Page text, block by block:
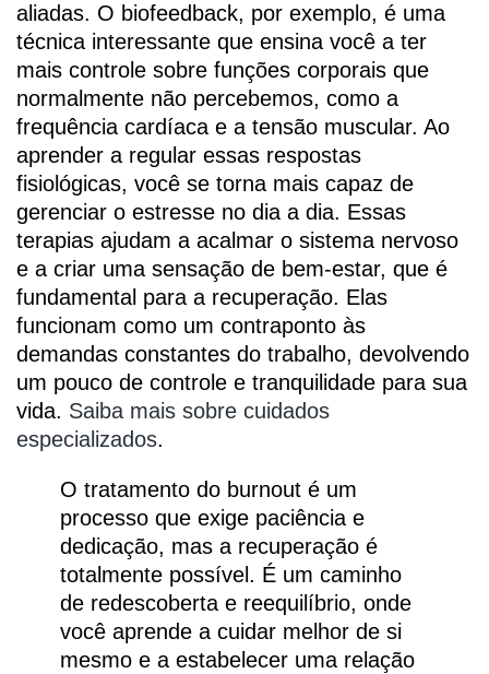
aliadas. O biofeedback, por exemplo, é uma
técnica interessante que ensina você a ter
mais controle sobre funções corporais que
normalmente não percebemos, como a
frequência cardíaca e a tensão muscular. Ao
aprender a regular essas respostas
fisiológicas, você se torna mais capaz de
gerenciar o estresse no dia a dia. Essas
terapias ajudam a acalmar o sistema nervoso
e a criar uma sensação de bem-estar, que é
fundamental para a recuperação. Elas
funcionam como um contraponto às
demandas constantes do trabalho, devolvendo
um pouco de controle e tranquilidade para sua
vida. Saiba mais sobre cuidados
especializados.
O tratamento do burnout é um
processo que exige paciência e
dedicação, mas a recuperação é
totalmente possível. É um caminho
de redescoberta e reequilíbrio, onde
você aprende a cuidar melhor de si
mesmo e a estabelecer uma relação